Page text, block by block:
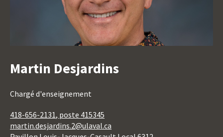
Titre
Martin Desjardins
Titre
poste
Chargé d'enseignement
418-656-2131, poste 415345
martin.desjardins.2@ulaval.ca